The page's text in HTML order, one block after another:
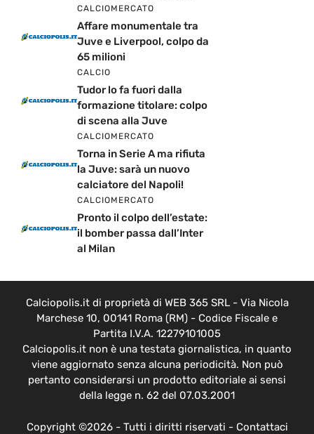
CALCIOMERCATO
Affare monumentale tra
Juve e Liverpool, colpo da
65 milioni
CALCIO
Tudor lo fa fuori dalla
formazione titolare: colpo
di scena alla Juve
CALCIOMERCATO
Torna in Serie A ma rifiuta
la Juve: sarà un nuovo
calciatore del Napoli!
CALCIOMERCATO
Pronto il colpo dell’estate:
il bomber passa dall’Inter
al Milan
Calciopolis.it di proprietà di WEB 365 SRL - Via Nicola
Marchese 10, 00141 Roma (RM) - Codice Fiscale e
Partita I.V.A. 12279101005
Calciopolis.it non è una testata giornalistica, in quanto
viene aggiornato senza alcuna periodicità. Non può
pertanto considerarsi un prodotto editoriale ai sensi
della legge n. 62 del 07.03.2001
Copyright ©2026 - Tutti i diritti riservati - Contattaci